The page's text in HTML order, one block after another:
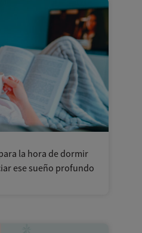
la hora de dormir
ese sueño profundo